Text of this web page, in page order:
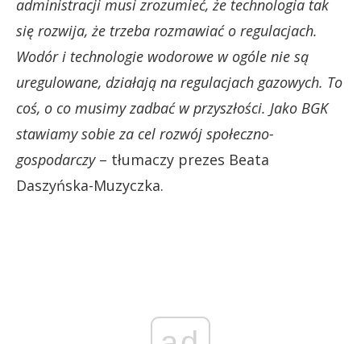
administracji musi zrozumieć, że technologia tak
się rozwija, że trzeba rozmawiać o regulacjach.
Wodór i technologie wodorowe w ogóle nie są
uregulowane, działają na regulacjach gazowych. To
coś, o co musimy zadbać w przyszłości. Jako BGK
stawiamy sobie za cel rozwój społeczno-
gospodarczy– tłumaczy prezes Beata
Daszyńska-Muzyczka.